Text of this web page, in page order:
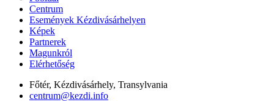
Centrum
Események Kézdivásárhelyen
Képek
Partnerek
Magunkról
Elérhetőség
Főtér, Kézdivásárhely, Transylvania
centrum@kezdi.info